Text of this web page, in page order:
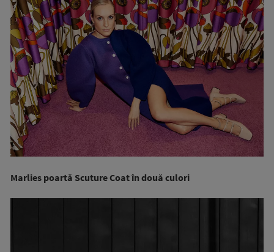
Marlies poartă Scuture Coat în două culori